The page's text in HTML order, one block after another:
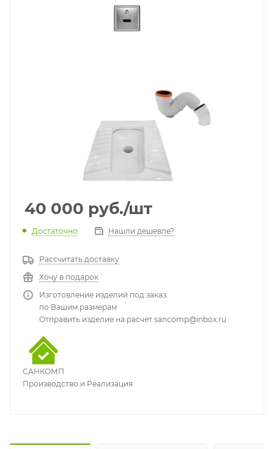
40 000 руб./шт
Достаточно Нашли дешевле?
Рассчитать доставку
Хочу в подарок
Изготовление изделий под заказ
по Вашим размерам
Отправить изделие на расчет sancomp@inbox.ru
САНКОМП
Производство и Реализация